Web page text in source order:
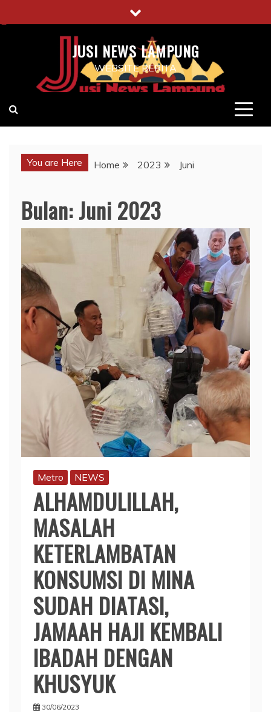
to
JUSI NEWS LAMPUNG
WEBSITE BERITA
You are Here Home 2023 Juni
Bulan:Juni 2023
Metro NEWS
ALHAMDULILLAH,
MASALAH
KETERLAMBATAN
KONSUMSI DI MINA
SUDAH DIATASI,
JAMAAH HAJI KEMBALI
IBADAH DENGAN
KHUSYUK
30/06/2023